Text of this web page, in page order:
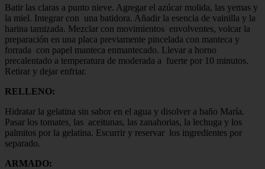
Batir las claras a punto nieve. Agregar el azúcar molida, las yemas y
la miel. Integrar con una batidora. Añadir la esencia de vainilla y la
harina tamizada. Mezclar con movimientos envolventes, volcar la
preparación en una placa previamente pincelada con manteca y
forrada con papel manteca enmantecado. Llevar a horno
precalentado a temperatura de moderada a fuerte por 10 minutos.
Retirar y dejar enfriar.
RELLENO:
Hidratar la gelatina sin sabor en el agua y disolver a baño María.
Pasar los tomates, las aceitunas, las zanahorias, la lechuga y los
palmitos por la gelatina. Escurrir y reservar los ingredientes por
separado.
ARMADO: